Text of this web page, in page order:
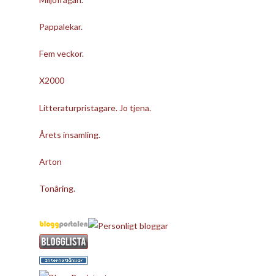
Pappalekar.
Fem veckor.
X2000
Litteraturpristagare. Jo tjena.
Årets insamling.
Arton
Tonåring.